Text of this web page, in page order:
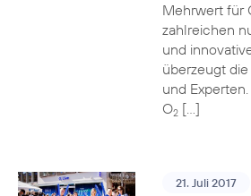
Mehrwert für
zahlreichen
und
überzeugt
und
O2[…]
21. Juli 2017